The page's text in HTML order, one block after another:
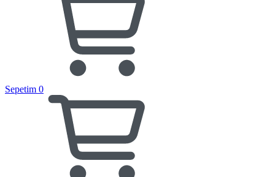
Sepetim 0